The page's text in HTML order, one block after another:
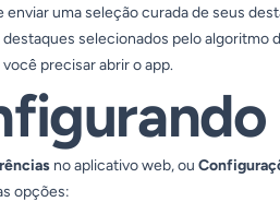
enviar uma seleção curada de seus
selecionados pelo algoritmo
precisar abrir o app.
no aplicativo web, ou
opções: